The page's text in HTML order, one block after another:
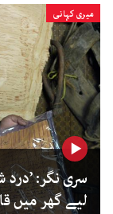
میری کہانی
سری نگر:
لیے گھر میں